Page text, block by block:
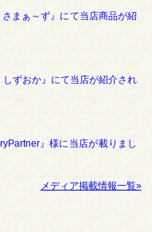
まぁ～ず』にて当店商品が紹
ずおか』にて当店が紹介され
』様に当店が載りまし
メディア掲載情報一覧»